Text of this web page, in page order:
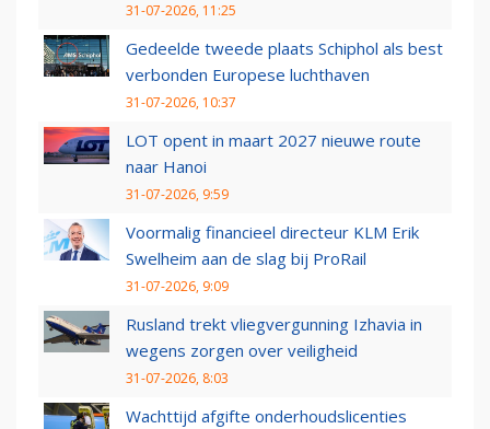
31-07-2026, 11:25
Gedeelde tweede plaats Schiphol als best
verbonden Europese luchthaven
31-07-2026, 10:37
LOT opent in maart 2027 nieuwe route
naar Hanoi
31-07-2026, 9:59
Voormalig financieel directeur KLM Erik
Swelheim aan de slag bij ProRail
31-07-2026, 9:09
Rusland trekt vliegvergunning Izhavia in
wegens zorgen over veiligheid
31-07-2026, 8:03
Wachttijd afgifte onderhoudslicenties